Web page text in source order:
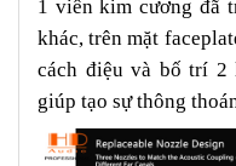
1 viên kim cương đã
khác, trên mặt
cách điệu và bố trí 2
giúp tạo sự thông